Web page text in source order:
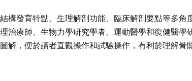
構發育特點、生理解剖功能、臨床解剖要點等多角
治療師、生物力學研究學者、運動醫學和復健醫學
解，便於讀者直觀操作和試驗操作，有利於理解骨